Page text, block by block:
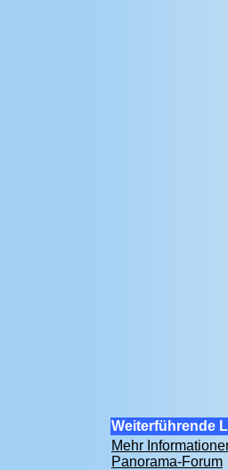
Weiterführende
Mehr
Panorama-Forum